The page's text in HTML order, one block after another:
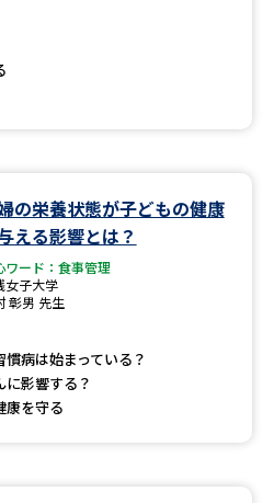
実施プログラムから探す
夢ナビライブ
資料検索
の栄養状態が子どもの健康
える影響とは？
ワード：食事管理
女子大学
彰男 先生
病は始まっている？
影響する？
康を守る